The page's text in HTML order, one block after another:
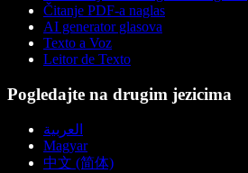
Čitanje PDF-a naglas
AI generator glasova
Texto a Voz
Leitor de Texto
Pogledajte na drugim jezicima
العربية
Magyar
中文 (简体)